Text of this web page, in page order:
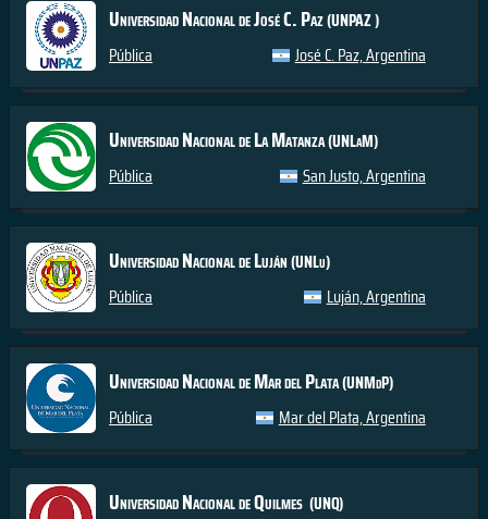
Universidad Nacional de José C. Paz(UNPAZ )
Pública José C. Paz, Argentina
Universidad Nacional de La Matanza(UNLaM)
Pública San Justo, Argentina
Universidad Nacional de Luján(UNLu)
Pública Luján, Argentina
Universidad Nacional de Mar del Plata(UNMdP)
Pública Mar del Plata, Argentina
Universidad Nacional de Quilmes (UNQ)